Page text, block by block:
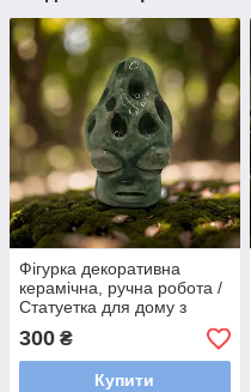
Фігурка декоративна
керамічна, ручна робота /
Статуетка для дому з
300 ₴
Купити